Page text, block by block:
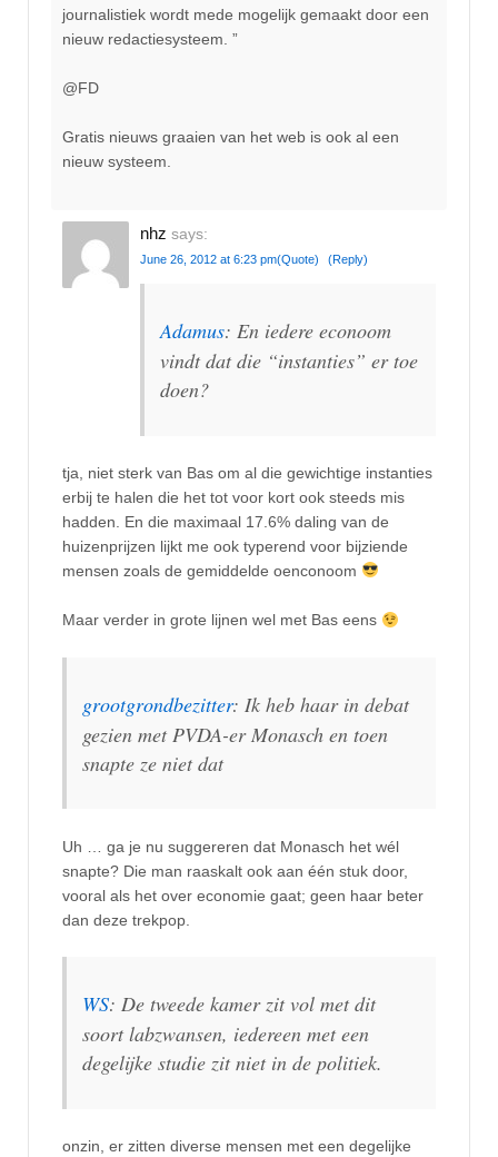
journalistiek wordt mede mogelijk gemaakt door een
nieuw redactiesysteem. ”
@FD
Gratis nieuws graaien van het web is ook al een
nieuw systeem.
nhz says:
June 26, 2012 at 6:23 pm(Quote) (Reply)
Adamus: En iedere econoom
vindt dat die “instanties” er toe
doen?
tja, niet sterk van Bas om al die gewichtige instanties
erbij te halen die het tot voor kort ook steeds mis
hadden. En die maximaal 17.6% daling van de
huizenprijzen lijkt me ook typerend voor bijziende
mensen zoals de gemiddelde oenconoom
Maar verder in grote lijnen wel met Bas eens
grootgrondbezitter: Ik heb haar in debat
gezien met PVDA-er Monasch en toen
snapte ze niet dat
Uh … ga je nu suggereren dat Monasch het wél
snapte? Die man raaskalt ook aan één stuk door,
vooral als het over economie gaat; geen haar beter
dan deze trekpop.
WS: De tweede kamer zit vol met dit
soort labzwansen, iedereen met een
degelijke studie zit niet in de politiek.
onzin, er zitten diverse mensen met een degelijke